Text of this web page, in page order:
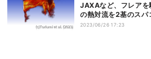
JAXAなど、フレアを
の熱対流を2基のスパ
2023/06/26 17:23